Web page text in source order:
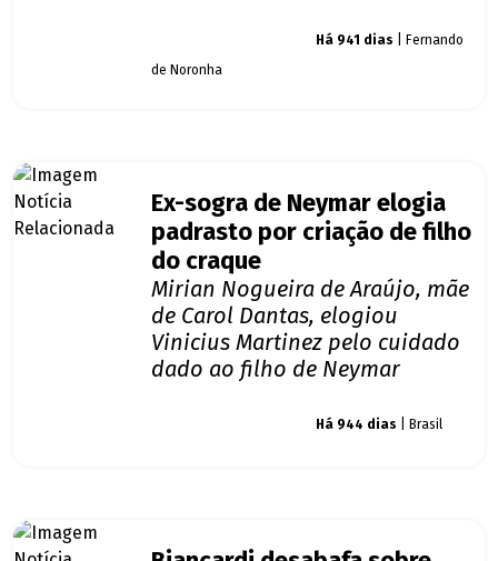
Há 941 dias | Fernando
de Noronha
Ex-sogra de Neymar elogia
padrasto por criação de filho
do craque
Mirian Nogueira de Araújo, mãe
de Carol Dantas, elogiou
Vinicius Martinez pelo cuidado
dado ao filho de Neymar
Há 944 dias | Brasil